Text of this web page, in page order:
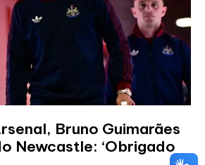
Bruno Guimarães
Newcastle: ‘Obrigado